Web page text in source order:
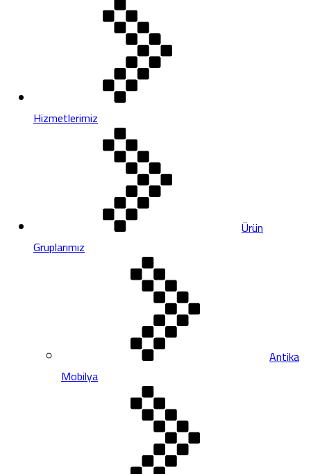
Hizmetlerimiz
Ürün
Gruplarımız
Antika
Mobilya